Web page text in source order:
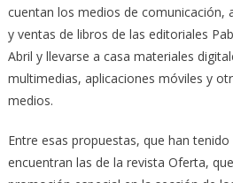
cuentan los medios de comunicación,
y ventas de libros de las editoriales
Abril y llevarse a casa materiales
multimedias, aplicaciones móviles y
medios.
Entre esas propuestas, que han
encuentran las de la revista Oferta,